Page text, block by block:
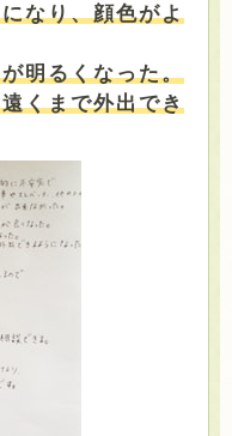
なり、顔色がよ
明るくなった。
くまで外出でき